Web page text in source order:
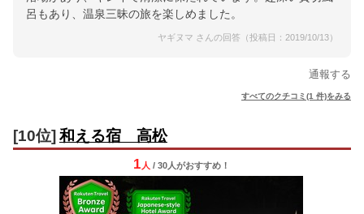
呂もあり、温泉三昧の旅を楽しめました。
ヤギヌマ さんの回答（投稿日：2019/10/13）
通報する
すべてのクチコミ(1 件)をみる
[10位] 和える宿 高松
1 人 / 30人がおすすめ！